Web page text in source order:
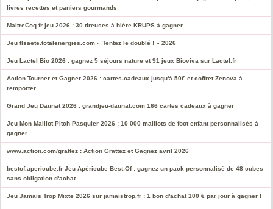
livres recettes et paniers gourmands
MaitreCoq.fr jeu 2026 : 30 tireuses à bière KRUPS à gagner
Jeu tlsaete.totalenergies.com « Tentez le doublé ! » 2026
Jeu Lactel Bio 2026 : gagnez 5 séjours nature et 91 jeux Bioviva sur Lactel.fr
Action Tourner et Gagner 2026 : cartes-cadeaux jusqu'à 50€ et coffret Zenova à
remporter
Grand Jeu Daunat 2026 : grandjeu-daunat.com 166 cartes cadeaux à gagner
Jeu Mon Maillot Pitch Pasquier 2026 : 10 000 maillots de foot enfant personnalisés à
gagner
www.action.com/grattez : Action Grattez et Gagnez avril 2026
bestof.apericube.fr Jeu Apéricube Best-Of : gagnez un pack personnalisé de 48 cubes
sans obligation d'achat
Jeu Jamais Trop Mixte 2026 sur jamaistrop.fr : 1 bon d'achat 100 € par jour à gagner !